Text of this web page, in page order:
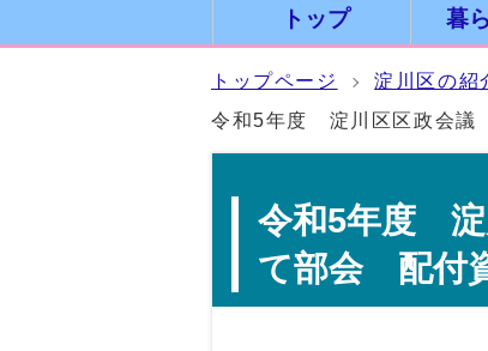
トップ 暮
トップページ 淀川区の紹
令和5年度 淀川区区政会
令和5年度 淀
て部会 配付